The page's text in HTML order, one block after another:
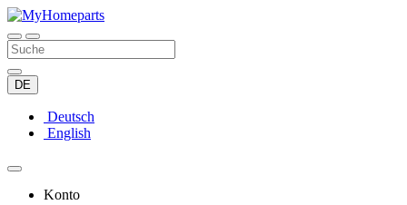
DE
Deutsch
English
Konto